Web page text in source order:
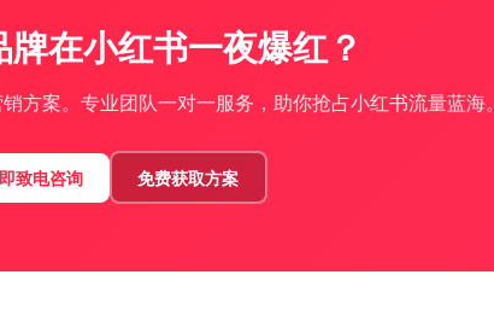
在小红书一夜爆红？
方案。专业团队一对一服务，助你抢占小红书流量蓝海。
致电咨询 免费获取方案